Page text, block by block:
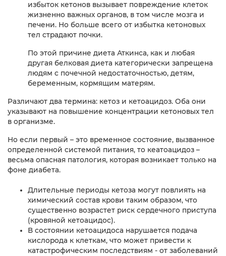
избыток кетонов вызывает повреждение клеток
жизненно важных органов, в том числе мозга и
печени. Но больше всего от избытка кетоновых
тел страдают почки.
По этой причине диета Аткинса, как и любая
другая белковая диета категорически запрещена
людям с почечной недостаточностью, детям,
беременным, кормящим матерям.
Различают два термина: кетоз и кетоацидоз. Оба они
указывают на повышение концентрации кетоновых тел
в организме.
Но если первый – это временное состояние, вызванное
определенной системой питания, то кеатоацидоз –
весьма опасная патология, которая возникает только на
фоне диабета.
Длительные периоды кетоза могут повлиять на
химический состав крови таким образом, что
существенно возрастет риск сердечного приступа
(кровяной кетоацидос).
В состоянии кетоацидоса нарушается подача
кислорода к клеткам, что может привести к
катастрофическим последствиям - от заболеваний